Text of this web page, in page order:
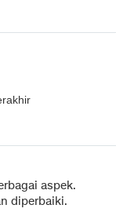
aspek.
diperbaiki.